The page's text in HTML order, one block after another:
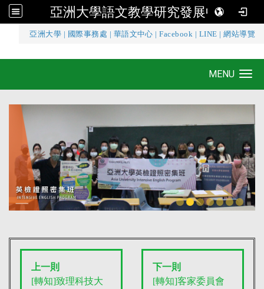
亞洲大學語文教學研究發展中心
亞洲大學 國際事務處 華語文中心 |Facebook LINE |網站導覽
亞洲大學語文教學研究發展中心
MENU
上一則
[轉知]致理科技大
下一則
[轉知]客家委員會